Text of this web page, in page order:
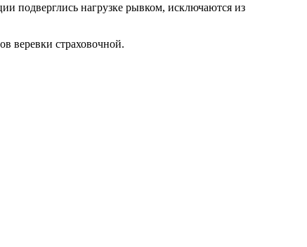
подверглись нагрузке рывком, исключаются из
веревки страховочной.